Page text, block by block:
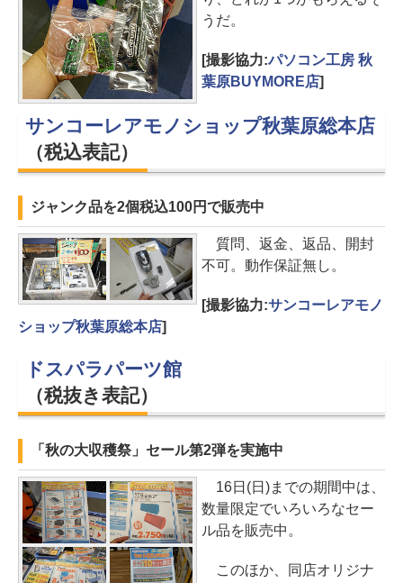
うだ。
[撮影協力:パソコン工房 秋
葉原BUYMORE店]
サンコーレアモノショップ秋葉原総本店
（税込表記）
ジャンク品を2個税込100円で販売中
質問、返金、返品、開封
不可。動作保証無し。
[撮影協力:サンコーレアモノ
ショップ秋葉原総本店]
ドスパラパーツ館
（税抜き表記）
「秋の大収穫祭」セール第2弾を実施中
16日(日)までの期間中は、
数量限定でいろいろなセー
ル品を販売中。
このほか、同店オリジナ